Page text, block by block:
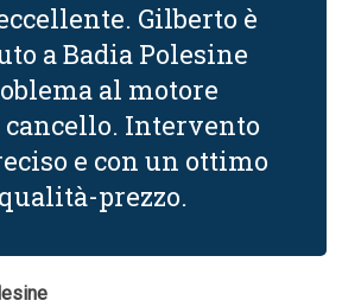
Gilberto è
a Badia Polesine
al motore
cancello. Intervento
e con un ottimo
prezzo.